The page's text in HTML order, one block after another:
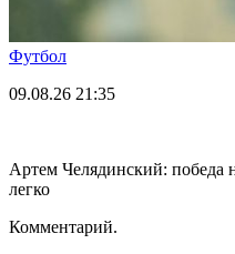
Футбол
09.08.26 21:35
Артем Челядинский: победа
легко
Комментарий.